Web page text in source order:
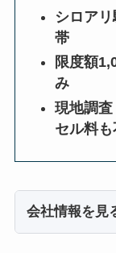
シロア
帯
限度額
み
現地調
セル料
会社情報を見